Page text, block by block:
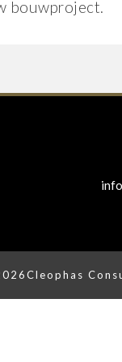
bouwproject.
Cleophas